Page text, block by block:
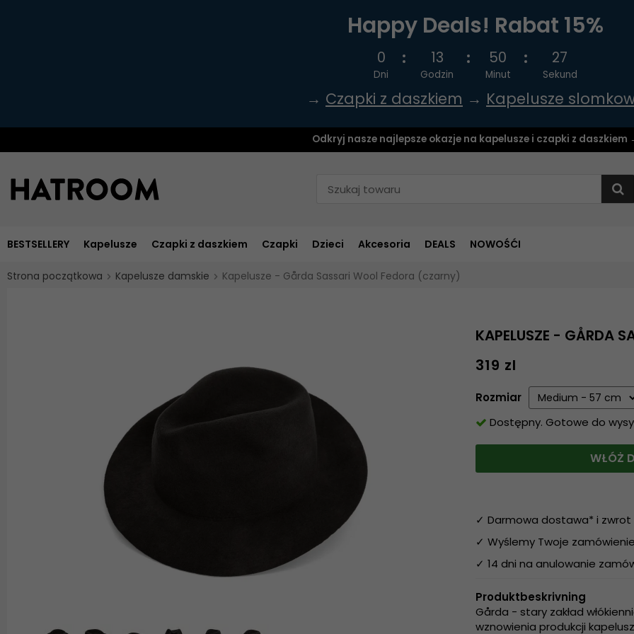
Happy Deals! Rabat 15%
0
Dni
13
Godzin
50
Minut
26
Sekund
→ Czapki z daszkiem → Kapelusze
Odkryj nasze najlepsze okazje na kapelusze i czapki z daszkiem
BESTSELLERY Kapelusze Czapki z daszkiem Czapki Dzieci Akcesoria DEALS NOWOŚĆI
Strona początkowa Kapelusze damskie Kapelusze - Gårda Sassari Wool Fedora (czarny)
KAPELUSZE - GÅRDA
319 zl
Rozmiar
Dostępny. Gotowe do
WŁÓŻ
✓ Darmowa dostawa* i zwrot
✓ Wyślemy Twoje
✓ 14 dni na anulowanie
Produktbeskrivning
Gårda - stary zakład
wznowienia produkcji